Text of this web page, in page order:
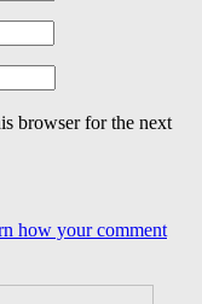
browser for the next
how your comment